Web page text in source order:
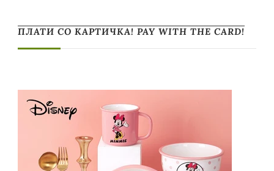
ПЛАТИ СО КАРТИЧКА! PAY WITH THE CARD!